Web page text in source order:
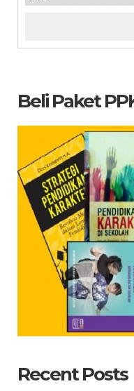
Beli Paket
Recent Posts